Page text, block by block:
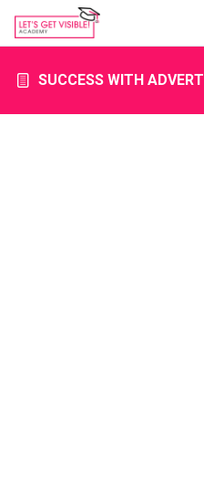
SUCCESS WITH ADVERT